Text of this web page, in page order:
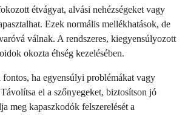
étvágyat, alvási nehézségeket vagy
Ezek normális mellékhatások, de
válnak. A rendszeres, kiegyensúlyozott
okozta éhség kezelésében.
ha egyensúlyi problémákat vagy
el a szőnyegeket, biztosítson jó
meg kapaszkodók felszerelését a